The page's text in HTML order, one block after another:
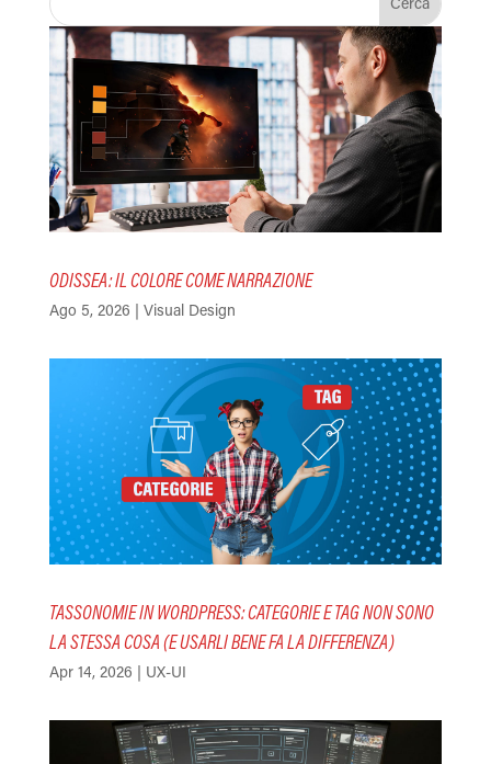
ODISSEA: IL COLORE COME NARRAZIONE
Ago 5, 2026 | Visual Design
TASSONOMIE IN WORDPRESS: CATEGORIE E TAG NON SONO
LA STESSA COSA (E USARLI BENE FA LA DIFFERENZA)
Apr 14, 2026 | UX-UI